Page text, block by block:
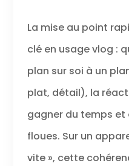
La mise au point
clé en usage vlog :
plan sur soi à un
plat, détail), la
gagner du temps et
floues. Sur un
vite », cette